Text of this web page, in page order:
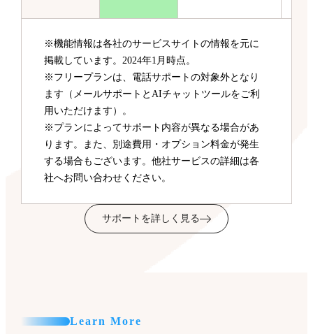
※機能情報は各社のサービスサイトの情報を元に
掲載しています。2024年1月時点。
※フリープランは、電話サポートの対象外となり
ます（メールサポートとAIチャットツールをご利
用いただけます）。
※プランによってサポート内容が異なる場合があ
ります。また、別途費用・オプション料金が発生
する場合もございます。他社サービスの詳細は各
社へお問い合わせください。
サポートを詳しく見る
Learn More